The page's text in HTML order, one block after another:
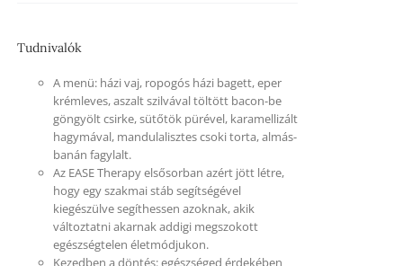
Tudnivalók
A menü: házi vaj, ropogós házi bagett, eper
krémleves, aszalt szilvával töltött bacon-be
göngyölt csirke, sütőtök pürével, karamellizált
hagymával, mandulalisztes csoki torta, almás-
banán fagylalt.
Az EASE Therapy elsősorban azért jött létre,
hogy egy szakmai stáb segítségével
kiegészülve segíthessen azoknak, akik
változtatni akarnak addigi megszokott
egészségtelen életmódjukon.
Kezedben a döntés: egészséged érdekében